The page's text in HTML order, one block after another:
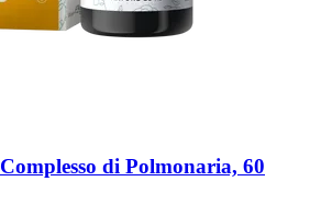
Complesso di Polmonaria, 60